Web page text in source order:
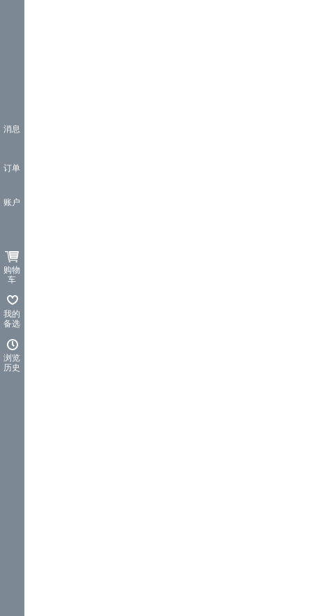
消息
订单
账户
购物
车
我的
备选
浏览
历史